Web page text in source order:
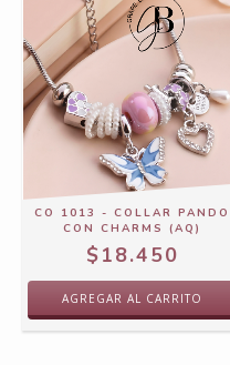
CO 1013 - COLLAR PANDO
CON CHARMS (AQ)
$18.450